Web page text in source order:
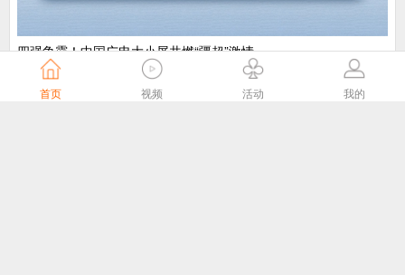
​四强争霸！中国广电大小屏共燃“疆超”激情
中国广电
首页 视频 活动 我的